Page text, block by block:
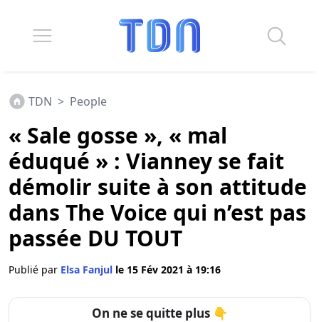
TDN > People
« Sale gosse », « mal
éduqué » : Vianney se fait
démolir suite à son attitude
dans The Voice qui n’est pas
passée DU TOUT
Publié par Elsa Fanjul le 15 Fév 2021 à 19:16
On ne se quitte plus 👇